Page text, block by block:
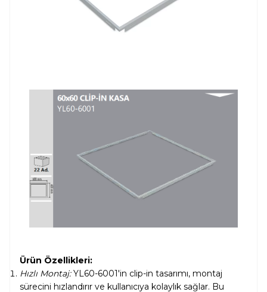
Ürün Özellikleri:
Hızlı Montaj:YL60-6001'in clip-in tasarımı, montaj
sürecini hızlandırır ve kullanıcıya kolaylık sağlar. Bu